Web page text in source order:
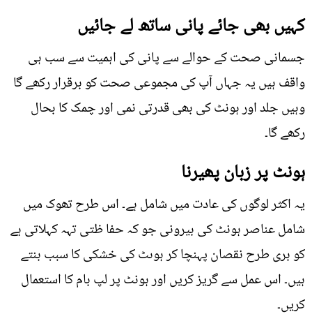
کہیں بھی جائے پانی ساتھ لے جائیں
جسمانی صحت کے حوالے سے پانی کی اہمیت سے سب ہی
واقف ہیں یہ جہاں آپ کی مجموعی صحت کو برقرار رکھے گا
وہیں جلد اور ہونٹ کی بھی قدرتی نمی اور چمک کا بحال
رکھے گا۔
ہونٹ پر زبان پھیرنا
یہ اکثر لوگوں کی عادت میں شامل ہے۔ اس طرح تھوک میں
شامل عناصر ہونٹ کی بیرونی جو کہ حفا ظتی تہہ کہلاتی ہے
کو بری طرح نقصان پہنچا کر ہوںٹ کی خشکی کا سبب بنتے
ہیں۔ اس عمل سے گریز کریں اور ہونٹ پر لپ بام کا استعمال
کریں۔